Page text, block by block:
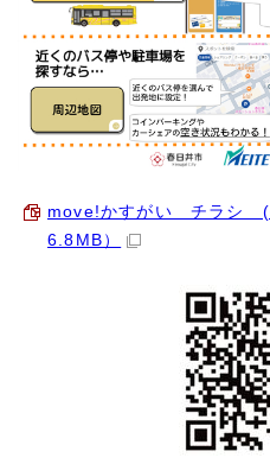
move!かすがい チラシ (
6.8MB）